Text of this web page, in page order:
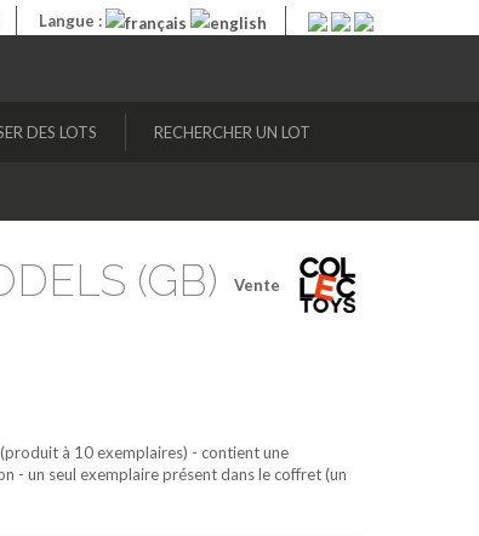
Langue :
DES LOTS RECHERCHER UN LOT
Vente
(GB)
à 10 exemplaires) - contient une
- un seul exemplaire présent dans le coffret (un